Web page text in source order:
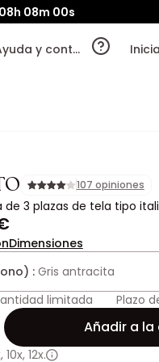
07m 58s
Ayuda y contacto
107 opiniones
3 plazas de tela tipo
Dimensiones
: Gris antracita
limitada Plazo
Añadir a la
, 10x, 12x.